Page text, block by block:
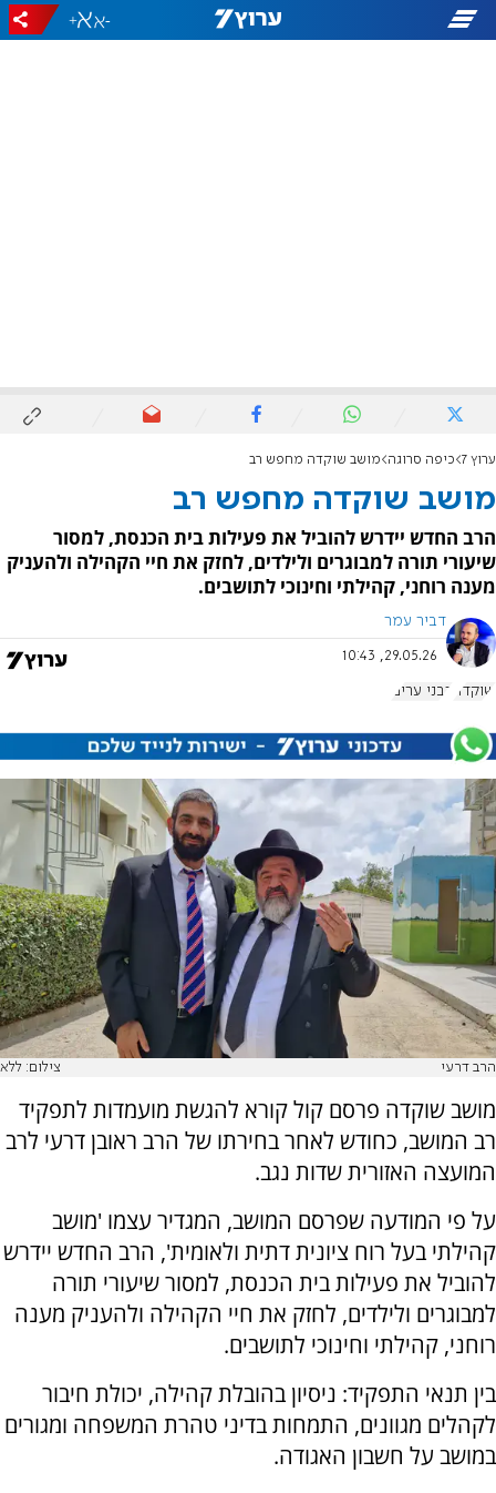
-
+
ערוץ 7 כיפה סרוגה מושב שוקדה מחפש רב
מושב שוקדה מחפש רב
הרב החדש יידרש להוביל את פעילות בית הכנסת, למסור
שיעורי תורה למבוגרים ולילדים, לחזק את חיי הקהילה ולהעניק
מענה רוחני, קהילתי וחינוכי לתושבים.
דביר עמר
29.05.26, 10:43
שוקדה רבני ערים
הרב דרעי צילום: ללא
מושב שוקדה פרסם קול קורא להגשת מועמדות לתפקיד
רב המושב, כחודש לאחר בחירתו של הרב ראובן דרעי לרב
המועצה האזורית שדות נגב.
על פי המודעה שפרסם המושב, המגדיר עצמו 'מושב
קהילתי בעל רוח ציונית דתית ולאומית', הרב החדש יידרש
להוביל את פעילות בית הכנסת, למסור שיעורי תורה
למבוגרים ולילדים, לחזק את חיי הקהילה ולהעניק מענה
רוחני, קהילתי וחינוכי לתושבים.
בין תנאי התפקיד: ניסיון בהובלת קהילה, יכולת חיבור
לקהלים מגוונים, התמחות בדיני טהרת המשפחה ומגורים
במושב על חשבון האגודה.